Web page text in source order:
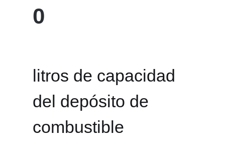
0
litros de capacidad
del depósito de
combustible